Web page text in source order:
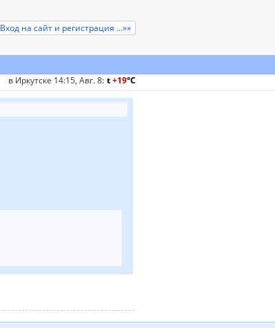
Вход на сайт и регистрация ...»»
в Иркутске 14:15, Авг. 8: t+19°C